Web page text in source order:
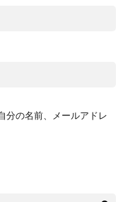
分の名前、メールアドレ